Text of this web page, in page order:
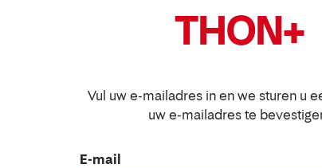
THON+
Vul uw e-mailadres in en we sturen u
uw e-mailadres te
E-mail